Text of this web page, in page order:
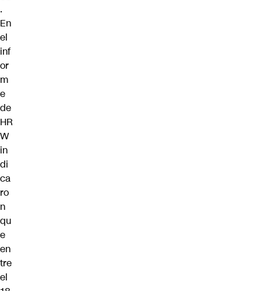
.
En
el
inf
or
m
e
de
HR
W
in
di
ca
ro
n
qu
e
en
tre
el